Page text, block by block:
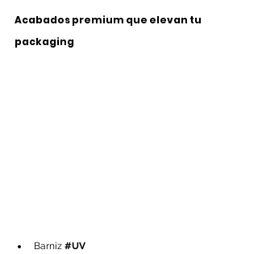
Acabados premium que elevan tu
packaging
Barniz #UV